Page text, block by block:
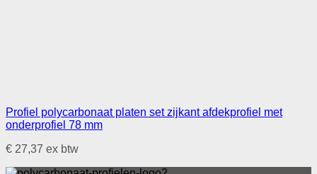
Profiel polycarbonaat platen set zijkant afdekprofiel met
onderprofiel 78 mm
€ 27,37 ex btw